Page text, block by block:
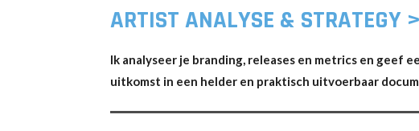
ARTIST ANALYSE & STRATEGY >
Ik analyseer je branding, releases en metrics en geef
uitkomst in een helder en praktisch uitvoerbaar